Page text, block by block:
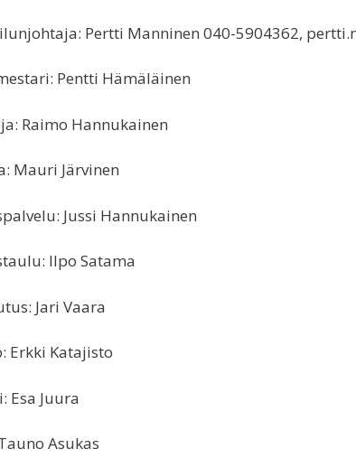
Pertti Manninen 040-5904362,
Pentti Hämäläinen
Raimo Hannukainen
Mauri Järvinen
Jussi Hannukainen
Ilpo Satama
Jari Vaara
Erkki Katajisto
Esa Juura
Asukas